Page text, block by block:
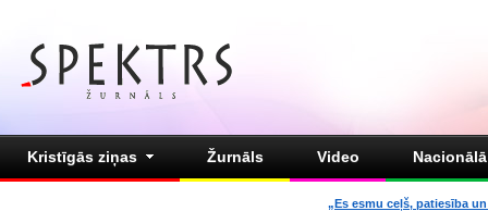
Kristīgās ziņas Žurnāls Video
„Es esmu ceļš, patiesība